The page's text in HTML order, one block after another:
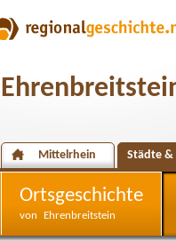
Mittelrhein Städte &
Ortsgeschichte
von Ehrenbreitstein